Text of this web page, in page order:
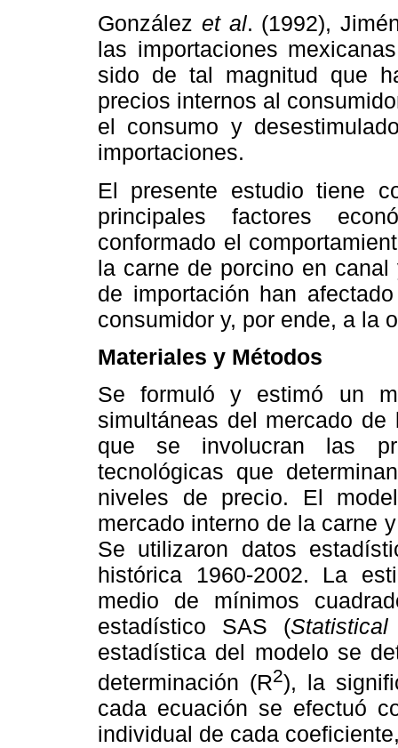
González et al. (1992),
las importaciones
sido de tal magnitud que
precios internos al
el consumo y
importaciones.
El presente estudio tiene
principales factores
conformado el
la carne de porcino en
de importación han
consumidor y, por ende, a la
Materiales y Métodos
Se formuló y estimó un
simultáneas del mercado
que se involucran las
tecnológicas que
niveles de precio. El
mercado interno de la carne
Se utilizaron datos
histórica 1960-2002. La
medio de mínimos
estadístico SAS (
estadística del modelo se
determinación (R2), la
cada ecuación se efectuó
individual de cada